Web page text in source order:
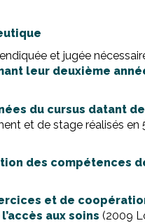
et jugée
leur deuxième
du cursus datant
et de stage réalisés
des compétences
et de
aux soins (2009